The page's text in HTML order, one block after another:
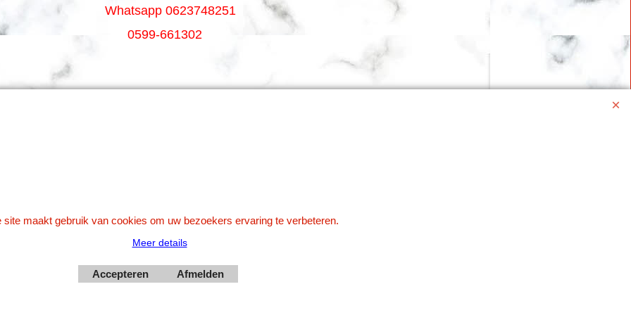
Whatsapp 0623748251
0599-661302
Webwinkel gemaakt met
ShopFactory webwinkel
software.
site maakt gebruik van cookies om uw bezoekers ervaring te verbeteren.
Meer details
Accepteren Afmelden